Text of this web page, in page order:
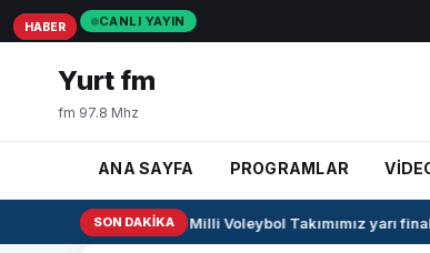
CANLI YAYIN
Yurt fm
fm 97.8 Mhz
ANA SAYFA PROGRAMLAR
SON DAKIKA
🏐 U17 Erkek Milli Voleybol Takımımız yarı
HABER
HABER
HABER